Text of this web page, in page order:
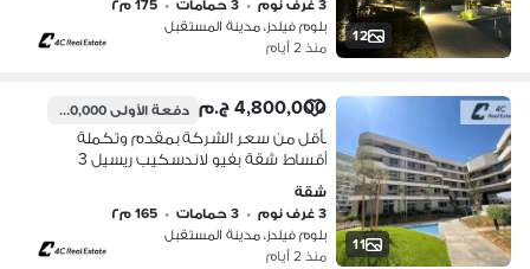
12
مدينتي وسراي
3 غرف نوم
• 3 حمامات • 175 م٢
بلوم فيلدز، مدينة المستقبل
منذ 2 أيام
11
4,800,000 ج.م دفعة الأولى4,100,000 ج.م
بأقل من سعر الشركة بمقدم وتكملة
أقساط شقة بفيو لاندسكيب ريسيل 3
المستقبل سيتي بجوار مدينتي وسراي
للبيع
شقة
3 غرف نوم
• 3 حمامات • 165 م٢
بلوم فيلدز، مدينة المستقبل
منذ 2 أيام